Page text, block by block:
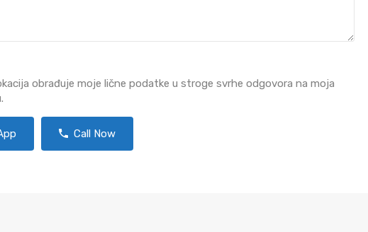
obrađuje moje lične podatke u stroge svrhe odgovora na moja
Call Now